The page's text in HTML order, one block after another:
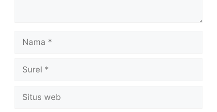
Nama
Surel
Situs
web